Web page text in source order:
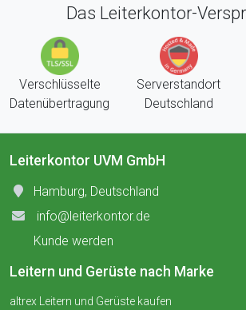
Das Leiterkontor-
Verschlüsselte
Datenübertragung
Serverstandort
Deutschland
Leiterkontor UVM GmbH
Hamburg, Deutschland
info@leiterkontor.de
Kunde werden
Leitern und Gerüste nach Marke
altrex Leitern und Gerüste kaufen